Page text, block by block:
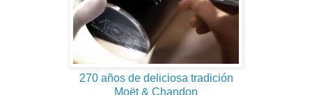
270 años de deliciosa tradición
Moët & Chandon